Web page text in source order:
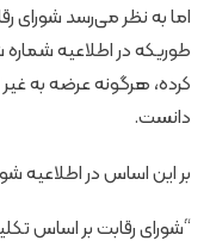
اما به نظر می‌رسد شورای
طوریکه در اطلاعیه
کرده، هرگونه عرضه به
دانست.
بر این اساس در اطلاعیه
“شورای رقابت بر اساس